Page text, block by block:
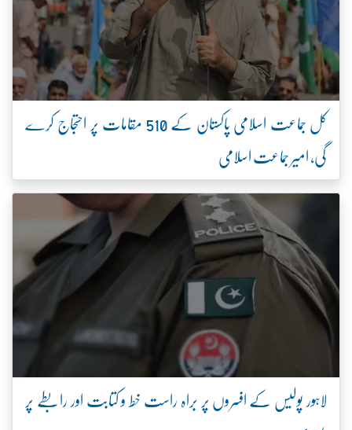
کل جماعت اسلامی پاکستان کے 510 مقامات پر احتجاج کرے
گی، امیر جماعت اسلامی
لاہور پولیس کے افسروں پر براہ راست خط و کتابت اور رابطے پر